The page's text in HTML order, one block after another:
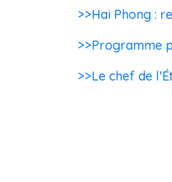
>>Hai Phong :
>>Programme
>>Le chef de